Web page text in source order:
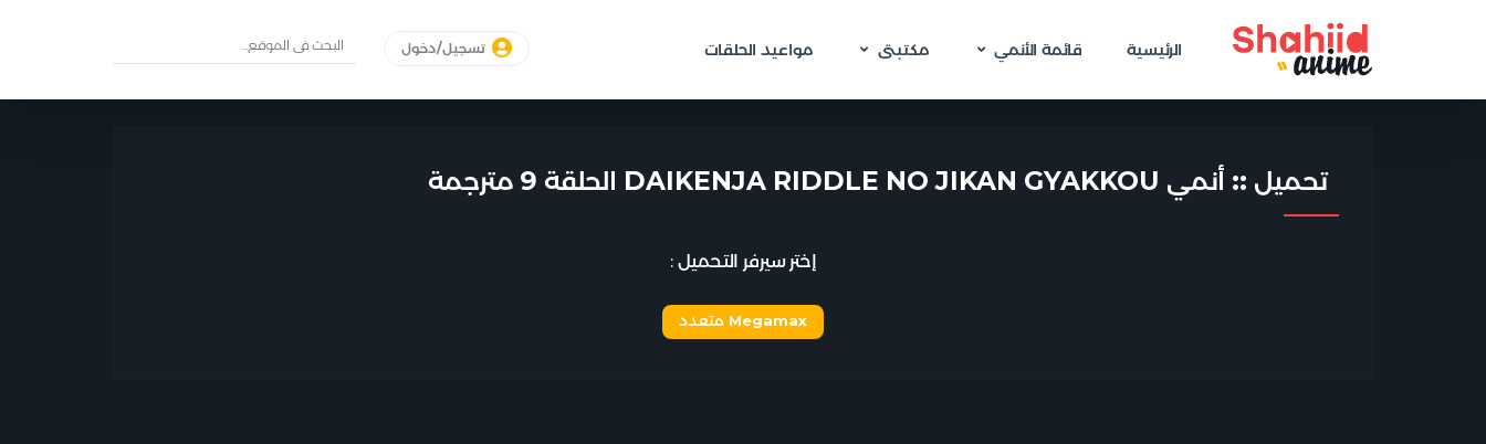
الرئيسية قائمة الأنمي مكتبتى مواعيد الحلقات تسجيل/دخول
تحميل :: أنمي DAIKENJA RIDDLE NO JIKAN GYAKKOU الحلقة 9 مترجمة
إختر سيرفر التحميل :
Megamax متعدد